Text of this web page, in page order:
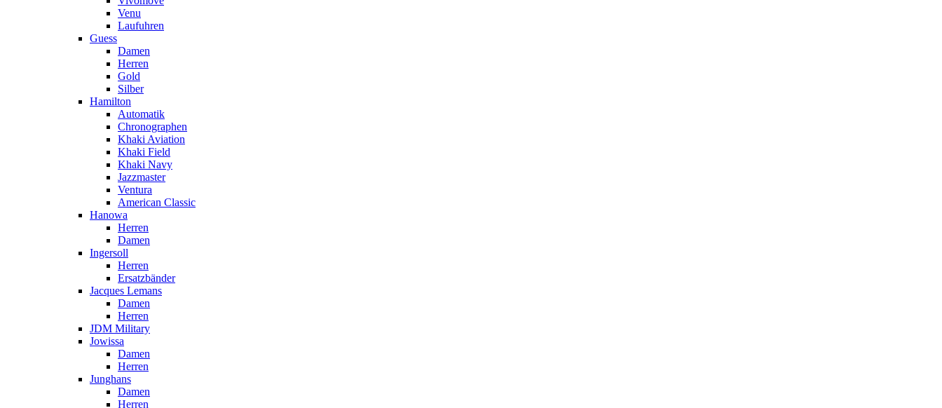
Venu
Laufuhren
Guess
Damen
Herren
Gold
Silber
Hamilton
Automatik
Chronographen
Khaki Aviation
Khaki Field
Khaki Navy
Jazzmaster
Ventura
American Classic
Hanowa
Herren
Damen
Ingersoll
Herren
Ersatzbänder
Jacques Lemans
Damen
Herren
JDM Military
Jowissa
Damen
Herren
Junghans
Damen
Herren